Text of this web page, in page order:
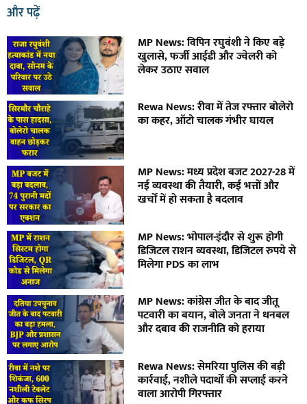
और पढ़ें
MP News: विपिन रघुवंशी ने किए बड़े
खुलासे, फर्जी आईडी और ज्वेलरी को
लेकर उठाए सवाल
Rewa News: रीवा में तेज रफ्तार बोलेरो
का कहर, ऑटो चालक गंभीर घायल
MP News: मध्य प्रदेश बजट 2027-28 में
नई व्यवस्था की तैयारी, कई भत्तों और
खर्चों में हो सकता है बदलाव
MP News: भोपाल-इंदौर से शुरू होगी
डिजिटल राशन व्यवस्था, डिजिटल रुपये से
मिलेगा PDS का लाभ
MP News: कांग्रेस जीत के बाद जीतू
पटवारी का बयान, बोले जनता ने धनबल
और दबाव की राजनीति को हराया
Rewa News: सेमरिया पुलिस की बड़ी
कार्रवाई, नशीले पदार्थों की सप्लाई करने
वाला आरोपी गिरफ्तार